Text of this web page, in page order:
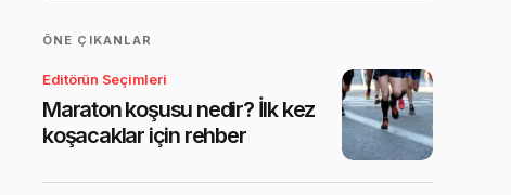
ÖNE ÇIKANLAR
Editörün Seçimleri
Maraton koşusu nedir? İlk kez
koşacaklar için rehber